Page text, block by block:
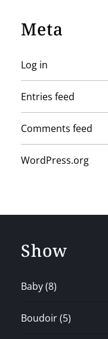
Meta
Log in
Entries feed
Comments feed
WordPress.org
Show
Baby(8)
Boudoir(5)